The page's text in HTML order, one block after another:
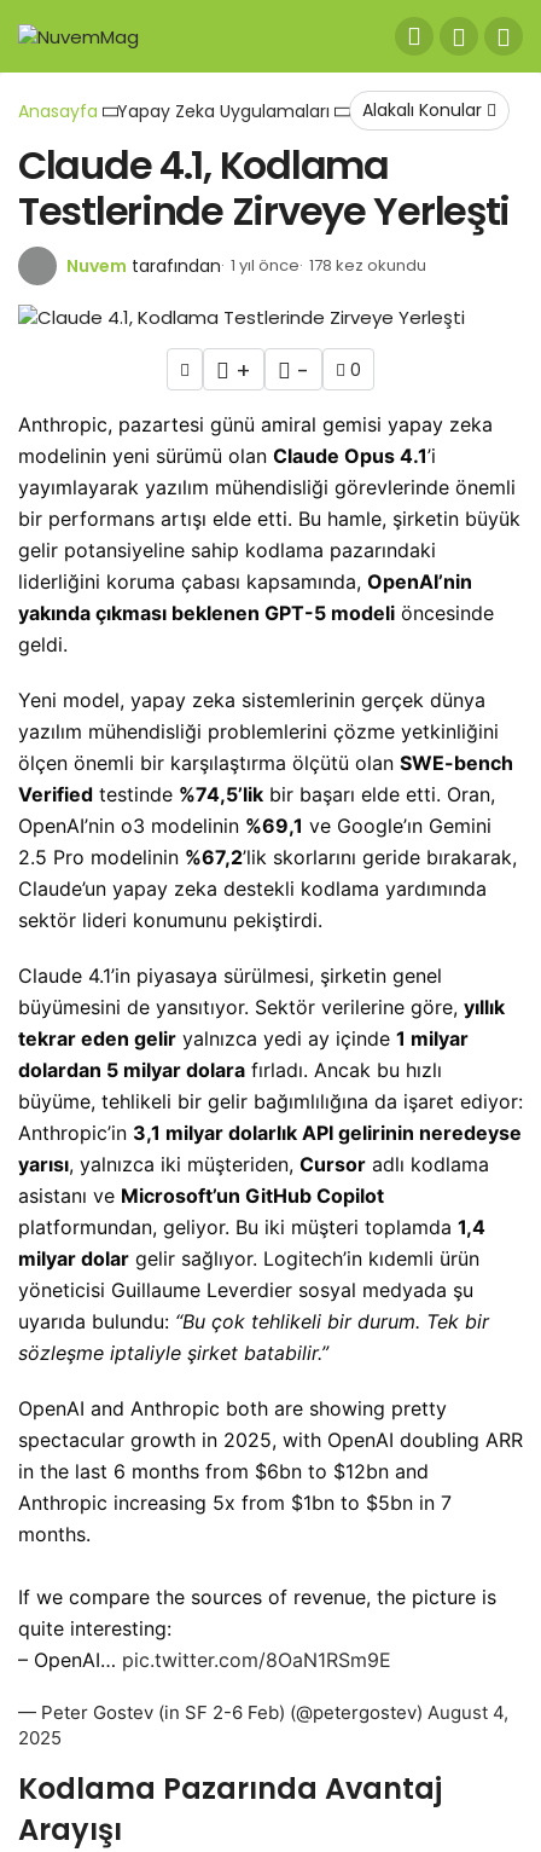
Anasayfa Yapay Zeka Uygulamaları Alakalı Konular
Claude 4.1, Kodlama
Testlerinde Zirveye Yerleşti
Nuvem tarafından 1 yıl önce 178 kez okundu
+ - 0
Anthropic, pazartesi günü amiral gemisi yapay zeka
modelinin yeni sürümü olan Claude Opus 4.1’i
yayımlayarak yazılım mühendisliği görevlerinde önemli
bir performans artışı elde etti. Bu hamle, şirketin büyük
gelir potansiyeline sahip kodlama pazarındaki
liderliğini koruma çabası kapsamında, OpenAI’nin
yakında çıkması beklenen GPT-5 modeli öncesinde
geldi.
Yeni model, yapay zeka sistemlerinin gerçek dünya
yazılım mühendisliği problemlerini çözme yetkinliğini
ölçen önemli bir karşılaştırma ölçütü olan SWE-bench
Verified testinde %74,5’lik bir başarı elde etti. Oran,
OpenAI’nin o3 modelinin %69,1 ve Google’ın Gemini
2.5 Pro modelinin %67,2’lik skorlarını geride bırakarak,
Claude’un yapay zeka destekli kodlama yardımında
sektör lideri konumunu pekiştirdi.
Claude 4.1’in piyasaya sürülmesi, şirketin genel
büyümesini de yansıtıyor. Sektör verilerine göre, yıllık
tekrar eden gelir yalnızca yedi ay içinde 1 milyar
dolardan 5 milyar dolara fırladı. Ancak bu hızlı
büyüme, tehlikeli bir gelir bağımlılığına da işaret ediyor:
Anthropic’in 3,1 milyar dolarlık API gelirinin neredeyse
yarısı, yalnızca iki müşteriden, Cursor adlı kodlama
asistanı ve Microsoft’un GitHub Copilot
platformundan, geliyor. Bu iki müşteri toplamda 1,4
milyar dolar gelir sağlıyor. Logitech’in kıdemli ürün
yöneticisi Guillaume Leverdier sosyal medyada şu
uyarıda bulundu: “Bu çok tehlikeli bir durum. Tek bir
sözleşme iptaliyle şirket batabilir.”
OpenAI and Anthropic both are showing pretty
spectacular growth in 2025, with OpenAI doubling ARR
in the last 6 months from $6bn to $12bn and
Anthropic increasing 5x from $1bn to $5bn in 7
months.
If we compare the sources of revenue, the picture is
quite interesting:
– OpenAI… pic.twitter.com/8OaN1RSm9E
— Peter Gostev (in SF 2-6 Feb) (@petergostev) August 4,
2025
Kodlama Pazarında Avantaj
Arayışı